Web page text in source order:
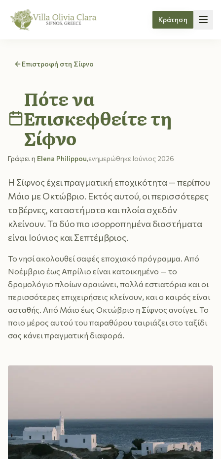
Κράτηση
Επιστροφή στη Σίφνο
Πότε να
Επισκεφθείτε τη
Σίφνο
Γράφει η Elena Philippou,ενημερώθηκε Ιούνιος 2026
Η Σίφνος έχει πραγματική εποχικότητα — περίπου
Μάιο με Οκτώβριο. Εκτός αυτού, οι περισσότερες
ταβέρνες, καταστήματα και πλοία σχεδόν
κλείνουν. Τα δύο πιο ισορροπημένα διαστήματα
είναι Ιούνιος και Σεπτέμβριος.
Το νησί ακολουθεί σαφές εποχιακό πρόγραμμα. Από
Νοέμβριο έως Απρίλιο είναι κατοικημένο — το
δρομολόγιο πλοίων αραιώνει, πολλά εστιατόρια και οι
περισσότερες επιχειρήσεις κλείνουν, και ο καιρός είναι
ασταθής. Από Μάιο έως Οκτώβριο η Σίφνος ανοίγει. Το
ποιο μέρος αυτού του παραθύρου ταιριάζει στο ταξίδι
σας κάνει πραγματική διαφορά.